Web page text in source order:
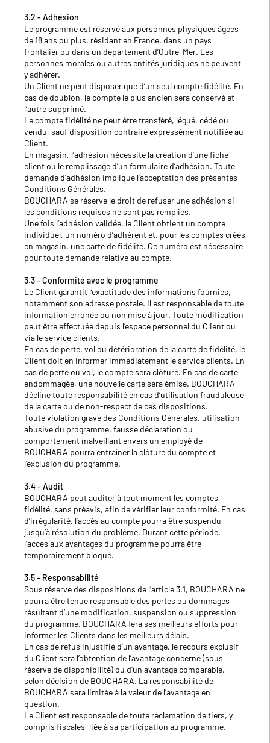
3.2 - Adhésion
Le programme est réservé aux personnes physiques âgées
de 18 ans ou plus, résidant en France, dans un pays
frontalier ou dans un département d’Outre‑Mer. Les
personnes morales ou autres entités juridiques ne peuvent
y adhérer.
Un Client ne peut disposer que d’un seul compte fidélité. En
cas de doublon, le compte le plus ancien sera conservé et
l’autre supprimé.
Le compte fidélité ne peut être transféré, légué, cédé ou
vendu, sauf disposition contraire expressément notifiée au
Client.
En magasin, l’adhésion nécessite la création d’une fiche
client ou le remplissage d’un formulaire d’adhésion. Toute
demande d’adhésion implique l’acceptation des présentes
Conditions Générales.
BOUCHARA se réserve le droit de refuser une adhésion si
les conditions requises ne sont pas remplies.
Une fois l’adhésion validée, le Client obtient un compte
individuel, un numéro d’adhérent et, pour les comptes créés
en magasin, une carte de fidélité. Ce numéro est nécessaire
pour toute demande relative au compte.
3.3 - Conformité avec le programme
Le Client garantit l’exactitude des informations fournies,
notamment son adresse postale. Il est responsable de toute
information erronée ou non mise à jour. Toute modification
peut être effectuée depuis l’espace personnel du Client ou
via le service clients.
En cas de perte, vol ou détérioration de la carte de fidélité, le
Client doit en informer immédiatement le service clients. En
cas de perte ou vol, le compte sera clôturé. En cas de carte
endommagée, une nouvelle carte sera émise. BOUCHARA
décline toute responsabilité en cas d’utilisation frauduleuse
de la carte ou de non‑respect de ces dispositions.
Toute violation grave des Conditions Générales, utilisation
abusive du programme, fausse déclaration ou
comportement malveillant envers un employé de
BOUCHARA pourra entraîner la clôture du compte et
l’exclusion du programme.
3.4 - Audit
BOUCHARA peut auditer à tout moment les comptes
fidélité, sans préavis, afin de vérifier leur conformité. En cas
d’irrégularité, l’accès au compte pourra être suspendu
jusqu’à résolution du problème. Durant cette période,
l’accès aux avantages du programme pourra être
temporairement bloqué.
3.5 - Responsabilité
Sous réserve des dispositions de l’article 3.1, BOUCHARA ne
pourra être tenue responsable des pertes ou dommages
résultant d’une modification, suspension ou suppression
du programme. BOUCHARA fera ses meilleurs efforts pour
informer les Clients dans les meilleurs délais.
En cas de refus injustifié d’un avantage, le recours exclusif
du Client sera l’obtention de l’avantage concerné (sous
réserve de disponibilité) ou d’un avantage comparable,
selon décision de BOUCHARA. La responsabilité de
BOUCHARA sera limitée à la valeur de l’avantage en
question.
Le Client est responsable de toute réclamation de tiers, y
compris fiscales, liée à sa participation au programme.